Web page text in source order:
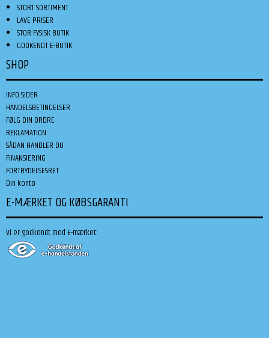
STORT SORTIMENT
LAVE PRISER
STOR FYSISK BUTIK
GODKENDT E-BUTIK
SHOP
INFO SIDER
HANDELSBETINGELSER
FØLG DIN ORDRE
REKLAMATION
SÅDAN HANDLER DU
FINANSIERING
FORTRYDELSESRET
Din konto
E-MÆRKET OG KØBSGARANTI
Vi er godkendt med E-mærket: